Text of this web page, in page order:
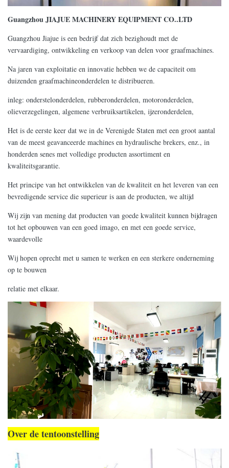
Guangzhou JIAJUE MACHINERY EQUIPMENT CO..LTD
Guangzhou Jiajue is een bedrijf dat zich bezighoudt met de
vervaardiging, ontwikkeling en verkoop van delen voor graafmachines.
Na jaren van exploitatie en innovatie hebben we de capaciteit om
duizenden graafmachineonderdelen te distribueren.
inleg: onderstelonderdelen, rubberonderdelen, motoronderdelen,
olieverzegelingen, algemene verbruiksartikelen, ijzeronderdelen,
Het is de eerste keer dat we in de Verenigde Staten met een groot aantal
van de meest geavanceerde machines en hydraulische brekers, enz., in
honderden senes met volledige producten assortiment en
kwaliteitsgarantie.
Het principe van het ontwikkelen van de kwaliteit en het leveren van een
bevredigende service die superieur is aan de producten, we altijd
Wij zijn van mening dat producten van goede kwaliteit kunnen bijdragen
tot het opbouwen van een goed imago, en met een goede service,
waardevolle
Wij hopen oprecht met u samen te werken en een sterkere onderneming
op te bouwen
relatie met elkaar.
Over de tentoonstelling